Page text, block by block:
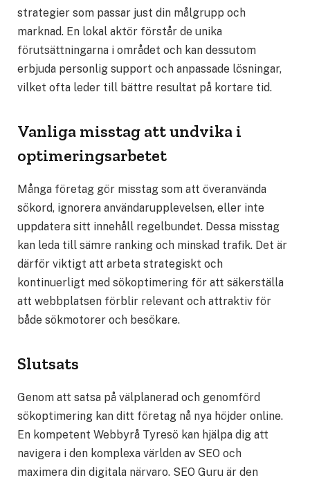
strategier som passar just din målgrupp och
marknad. En lokal aktör förstår de unika
förutsättningarna i området och kan dessutom
erbjuda personlig support och anpassade lösningar,
vilket ofta leder till bättre resultat på kortare tid.
Vanliga misstag att undvika i
optimeringsarbetet
Många företag gör misstag som att överanvända
sökord, ignorera användarupplevelsen, eller inte
uppdatera sitt innehåll regelbundet. Dessa misstag
kan leda till sämre ranking och minskad trafik. Det är
därför viktigt att arbeta strategiskt och
kontinuerligt med sökoptimering för att säkerställa
att webbplatsen förblir relevant och attraktiv för
både sökmotorer och besökare.
Slutsats
Genom att satsa på välplanerad och genomförd
sökoptimering kan ditt företag nå nya höjder online.
En kompetent Webbyrå Tyresö kan hjälpa dig att
navigera i den komplexa världen av SEO och
maximera din digitala närvaro. SEO Guru är den